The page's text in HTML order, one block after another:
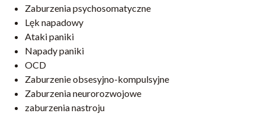
Zaburzenia psychosomatyczne
Lęk napadowy
Ataki paniki
Napady paniki
OCD
Zaburzenie obsesyjno-kompulsyjne
Zaburzenia neurorozwojowe
zaburzenia nastroju